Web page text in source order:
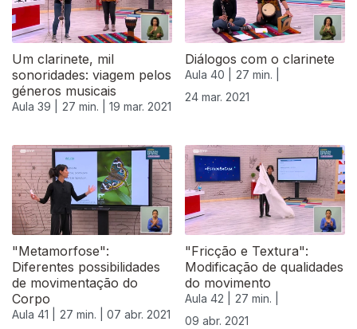
Um clarinete, mil
sonoridades: viagem pelos
géneros musicais
Aula 39 | 27 min. | 19 mar. 2021
Diálogos com o clarinete
Aula 40 |
27 min. |
24 mar. 2021
"Metamorfose":
Diferentes possibilidades
de movimentação do
Corpo
Aula 41 | 27 min. | 07 abr. 2021
"Fricção e Textura":
Modificação de qualidades
do movimento
Aula 42 |
27 min. |
09 abr. 2021